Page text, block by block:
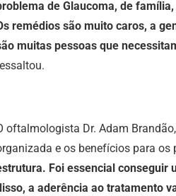
de Glaucoma, de
remédios são muito caros, a
muitas pessoas que
oftalmologista Dr. Adam
e os benefícios para os
Foi essencial conseguir
a aderência ao tratamento